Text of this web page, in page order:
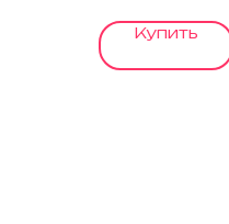
Купить